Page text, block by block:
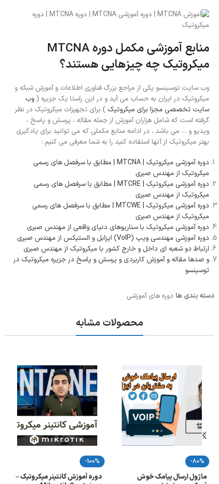
منابع آموزشی مکمل دوره MTCNA
میکروتیک چه چیزهایی هستند؟
وب سایت توسینسو یکی از مراجع بزرگ فناوری اطلاعات و آموزش شبکه و
میکروتیک در ایران به حساب می آید و در این راستا یک جزیره ( وب
سایت تخصصی مجزا برای میکروتیک ) برای تجهیزات میکروتیک در نظر
گرفته است که شامل هزاران آموزش از جمله مقاله ، پرسش و پاسخ ،
ویدیو و … می باشد ، در ادامه منابع مکملی که می توانید برای یادگیری
بهتر میکروتیک از آنها استفاده کنید را به شما معرفی می کنیم :
دوره آموزشی میکروتیک | MTCNA | مطابق با سرفصل های رسمی
میکروتیک از مهندس صبری
دوره آموزشی میکروتیک | MTCRE | مطابق با سرفصل های رسمی
میکروتیک از مهندس صبری
دوره آموزشی میکروتیک | MTCWE | مطابق با سرفصل های رسمی
میکروتیک از مهندس صبری
دوره آموزشی میکروتیک با سناریوهای دنیای واقعی از مهندس صبری
دوره آموزشی مهندسی ویپ (VoIP) ایزابل و الستیکس از مهندس صبری
ارتباط دو شعبه ای داخل و خارج کشور با میکروتیک از مهندس صبری
و صدها مقاله و آموزش کاربردی و پرسش و پاسخ در جزیره میکروتیک در
توسینسو
دسته بندی ها دوره های آموزشی
محصولات مشابه
-80%
ماژول ارسال پیامک خوش
-100%
دوره آموزش کانتینر میکروتیک –